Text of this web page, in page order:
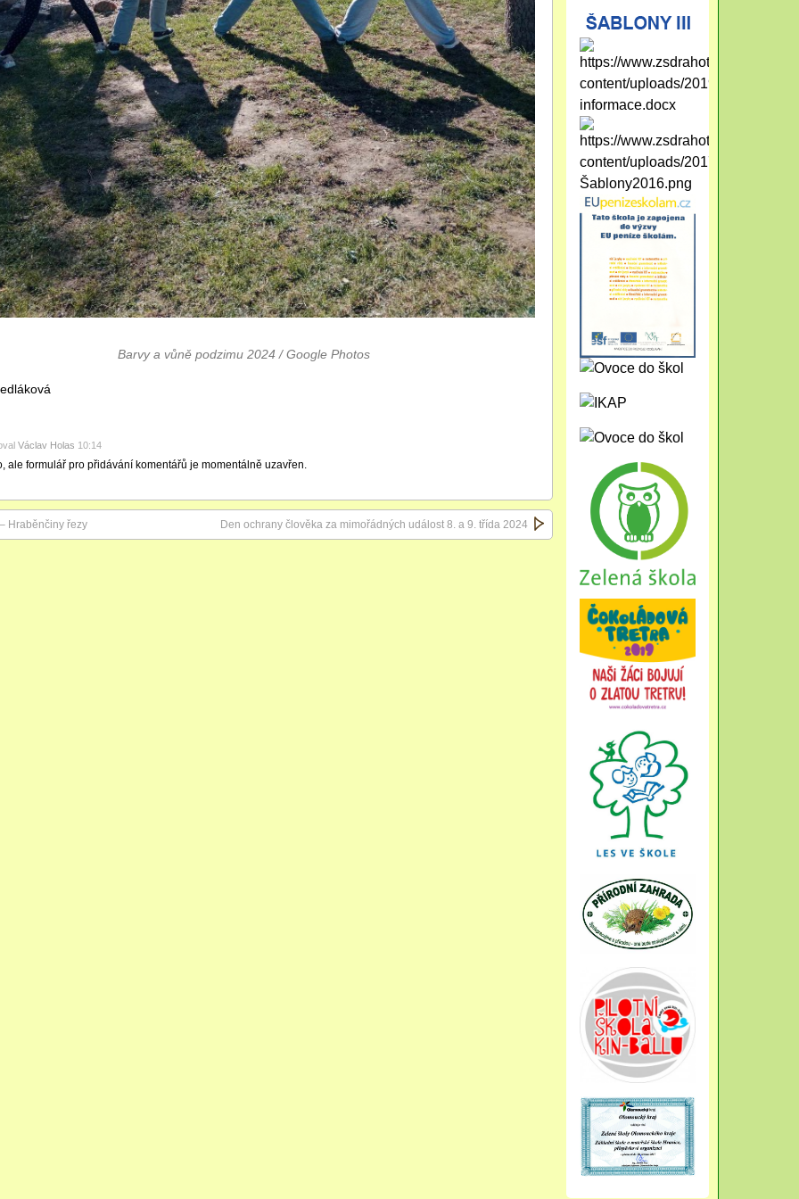
Barvy a vůně podzimu 2024 / Google Photos
Václav Holas 10:14
ale formulář pro přidávání komentářů je momentálně uzavřen.
Hraběnčiny řezy Den ochrany člověka za mimořádných událost 8. a 9. třída 2024